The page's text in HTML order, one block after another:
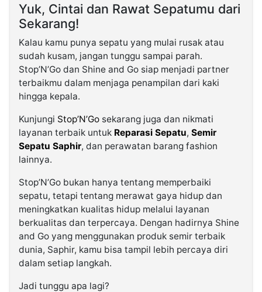
Yuk, Cintai dan Rawat Sepatumu dari
Sekarang!
Kalau kamu punya sepatu yang mulai rusak atau
sudah kusam, jangan tunggu sampai parah.
Stop’N’Go dan Shine and Go siap menjadi partner
terbaikmu dalam menjaga penampilan dari kaki
hingga kepala.
Kunjungi Stop’N’Go sekarang juga dan nikmati
layanan terbaik untuk Reparasi Sepatu, Semir
Sepatu Saphir, dan perawatan barang fashion
lainnya.
Stop’N’Go bukan hanya tentang memperbaiki
sepatu, tetapi tentang merawat gaya hidup dan
meningkatkan kualitas hidup melalui layanan
berkualitas dan terpercaya. Dengan hadirnya Shine
and Go yang menggunakan produk semir terbaik
dunia, Saphir, kamu bisa tampil lebih percaya diri
dalam setiap langkah.
Jadi tunggu apa lagi?